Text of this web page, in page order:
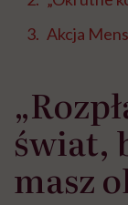
Akcja
świat,
masz